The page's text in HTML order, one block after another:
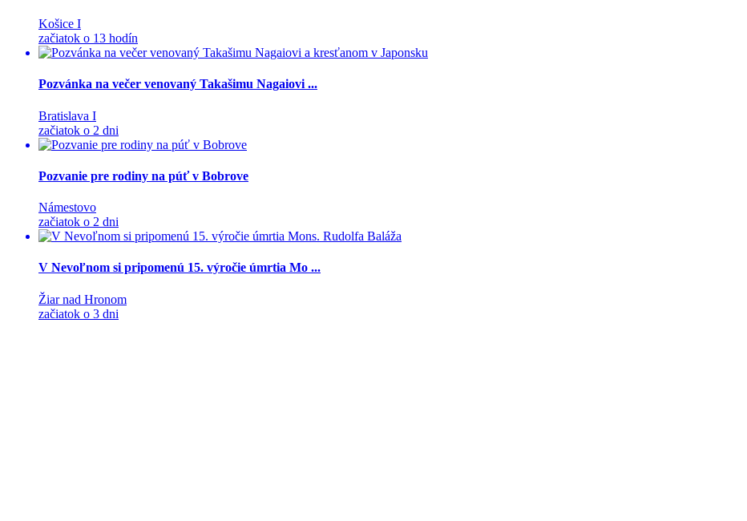
Košice I
začiatok o 13 hodín
Pozvánka na večer venovaný Takašimu Nagaiovi ...
Bratislava I
začiatok o 2 dni
Pozvanie pre rodiny na púť v Bobrove
Námestovo
začiatok o 2 dni
V Nevoľnom si pripomenú 15. výročie úmrtia Mo ...
Žiar nad Hronom
začiatok o 3 dni